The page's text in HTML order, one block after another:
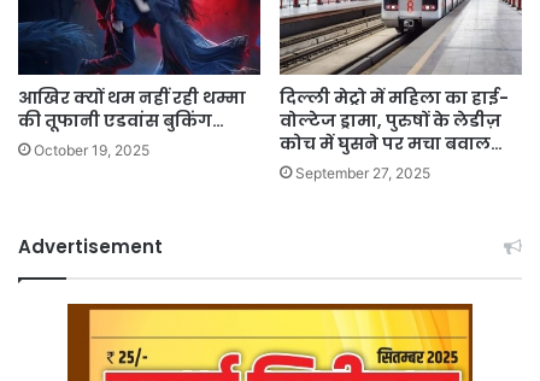
आखिर क्यों थम नहीं रही थम्मा
की तूफानी एडवांस बुकिंग…
October 19, 2025
दिल्ली मेट्रो में महिला का हाई-
वोल्टेज ड्रामा, पुरुषों के लेडीज़
कोच में घुसने पर मचा बवाल…
September 27, 2025
Advertisement